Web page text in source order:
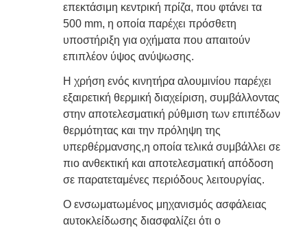
επεκτάσιμη κεντρική πρίζα, που φτάνει τα
500 mm, η οποία παρέχει πρόσθετη
υποστήριξη για οχήματα που απαιτούν
επιπλέον ύψος ανύψωσης.
Η χρήση ενός κινητήρα αλουμινίου παρέχει
εξαιρετική θερμική διαχείριση, συμβάλλοντας
στην αποτελεσματική ρύθμιση των επιπέδων
θερμότητας και την πρόληψη της
υπερθέρμανσης,η οποία τελικά συμβάλλει σε
πιο ανθεκτική και αποτελεσματική απόδοση
σε παρατεταμένες περιόδους λειτουργίας.
Ο ενσωματωμένος μηχανισμός ασφάλειας
αυτοκλείδωσης διασφαλίζει ότι ο